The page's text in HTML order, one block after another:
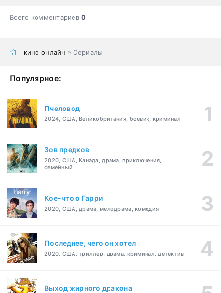
Всего комментариев0
кино онлайн » Сериалы
Популярное:
Пчеловод
2024, США, Великобритания, боевик, криминал
Зов предков
2020, США, Канада, драма, приключения,
семейный
Кое-что о Гарри
2020, США, драма, мелодрама, комедия
Последнее, чего он хотел
2020, США, триллер, драма, криминал, детектив
Выход жирного дракона